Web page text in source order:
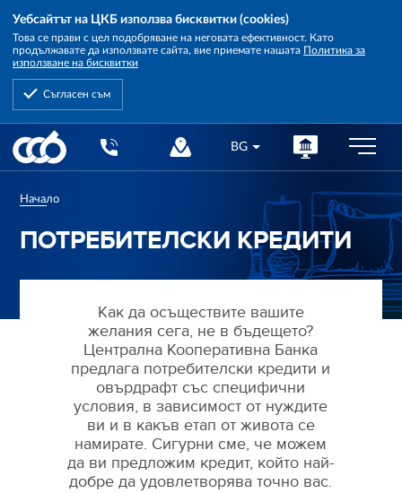
Уебсайтът на ЦКБ използва бисквитки (cookies)
Това се прави с цел подобряване на неговата ефективност. Като
продължавате да използвате сайта, вие приемате нашата Политика за
използване на бисквитки
Съгласен съм
Central
Cooperative
Bank
BG
Начало
ПОТРЕБИТЕЛСКИ КРЕДИТИ
Как да осъществите вашите
желания сега, не в бъдещето?
Централна Кооперативна Банка
предлага потребителски кредити и
овърдрафт със специфични
условия, в зависимост от нуждите
ви и в какъв етап от живота се
намирате. Сигурни сме, че можем
да ви предложим кредит, който най-
добре да удовлетворява точно вас.